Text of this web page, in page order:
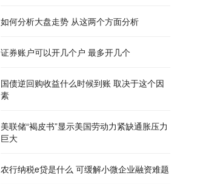
如何分析大盘走势 从这两个方面分析
证券账户可以开几个户 最多开几个
国债逆回购收益什么时候到账 取决于这个因
素
美联储“褐皮书”显示美国劳动力紧缺通胀压力
巨大
农行纳税e贷是什么 可缓解小微企业融资难题